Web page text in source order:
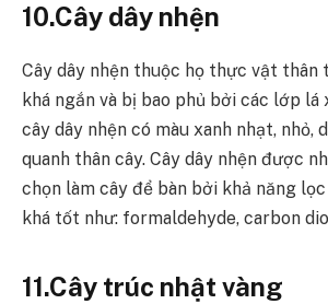
10.Cây dây nhện
Cây dây nhện thuộc họ thực vật thân
khá ngắn và bị bao phủ bởi các lớp lá
cây dây nhện có màu xanh nhạt, nhỏ,
quanh thân cây. Cây dây nhện được
chọn làm cây để bàn bởi khả năng
khá tốt như: formaldehyde, carbon
11.Cây trúc nhật vàng